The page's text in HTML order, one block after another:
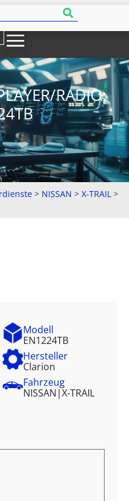
RADIO:
> NISSAN > X-TRAIL >
Modell
EN1224TB
Hersteller
Clarion
Fahrzeug
NISSAN|X-TRAIL